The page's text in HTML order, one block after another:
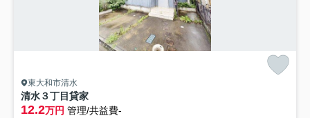
東大和市清水
清水３丁目貸家
12.2万円 管理/共益費-